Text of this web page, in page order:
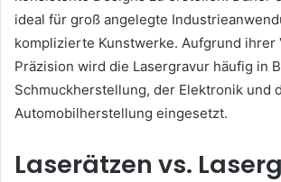
ideal für groß angelegte
komplizierte Kunstwerke. Aufgrund ihrer
Präzision wird die Lasergravur häufig in
Schmuckherstellung, der Elektronik und
Automobilherstellung eingesetzt.
Laserätzen vs.